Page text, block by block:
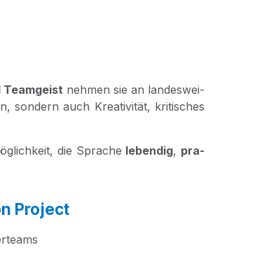
Team­geist neh­men sie an lan­des­wei­
son­dern auch Krea­ti­vi­tät, kri­ti­sches
die Spra­che leben­dig, pra­
Project